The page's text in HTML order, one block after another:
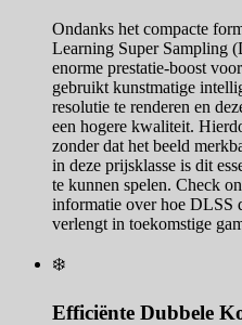
Ondanks het compacte
Learning Super Sampling
enorme prestatie-boost
gebruikt kunstmatige
resolutie te renderen en
een hogere kwaliteit.
zonder dat het beeld
in deze prijsklasse is dit
te kunnen spelen. Check
informatie over hoe DLSS
verlengt in toekomstige
❄️
Efficiënte Dubbele